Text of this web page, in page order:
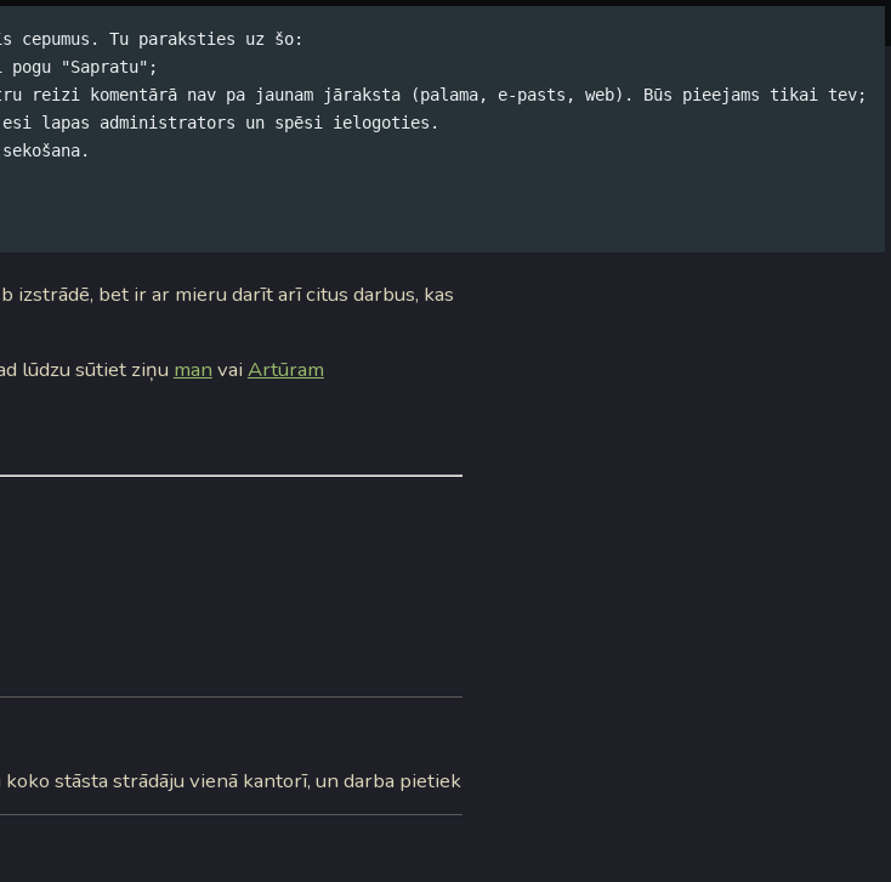
cepumus. Tu paraksties uz šo:
"Sapratu";
reizi komentārā nav pa jaunam jāraksta (palama, e-pasts, web). Būs pieejams tikai tev;
lapas administrators un spēsi ielogoties.
07:17 /
Pats viņš ir RTU bakalaurs (pabeigta
izstrādē, bet ir ar mieru darīt arī citus darbus, kas
lūdzu sūtiet ziņu man vai Artūram
stāsta strādāju vienā kantorī, un darba pietiek